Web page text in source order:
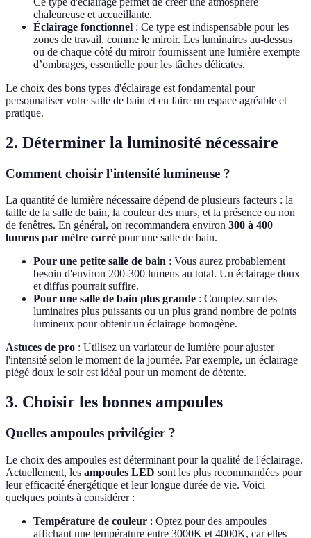
chaleureuse et accueillante.
Éclairage fonctionnel : Ce type est indispensable pour les
zones de travail, comme le miroir. Les luminaires au-dessus
ou de chaque côté du miroir fournissent une lumière exempte
d’ombrages, essentielle pour les tâches délicates.
Le choix des bons types d'éclairage est fondamental pour
personnaliser votre salle de bain et en faire un espace agréable et
pratique.
2. Déterminer la luminosité nécessaire
Comment choisir l'intensité lumineuse ?
La quantité de lumière nécessaire dépend de plusieurs facteurs : la
taille de la salle de bain, la couleur des murs, et la présence ou non
de fenêtres. En général, on recommandera environ 300 à 400
lumens par mètre carré pour une salle de bain.
Pour une petite salle de bain : Vous aurez probablement
besoin d'environ 200-300 lumens au total. Un éclairage doux
et diffus pourrait suffire.
Pour une salle de bain plus grande : Comptez sur des
luminaires plus puissants ou un plus grand nombre de points
lumineux pour obtenir un éclairage homogène.
Astuces de pro : Utilisez un variateur de lumière pour ajuster
l'intensité selon le moment de la journée. Par exemple, un éclairage
piégé doux le soir est idéal pour un moment de détente.
3. Choisir les bonnes ampoules
Quelles ampoules privilégier ?
Le choix des ampoules est déterminant pour la qualité de l'éclairage.
Actuellement, les ampoules LED sont les plus recommandées pour
leur efficacité énergétique et leur longue durée de vie. Voici
quelques points à considérer :
Température de couleur : Optez pour des ampoules
affichant une température entre 3000K et 4000K, car elles